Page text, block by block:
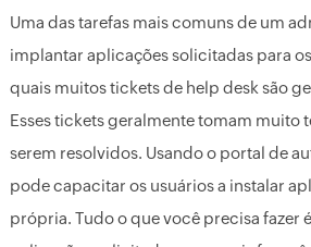
Uma das tarefas mais comuns de um
implantar aplicações solicitadas para
quais muitos tickets de help desk são
Esses tickets geralmente tomam muito
serem resolvidos. Usando o portal de
pode capacitar os usuários a instalar
própria. Tudo o que você precisa fazer é